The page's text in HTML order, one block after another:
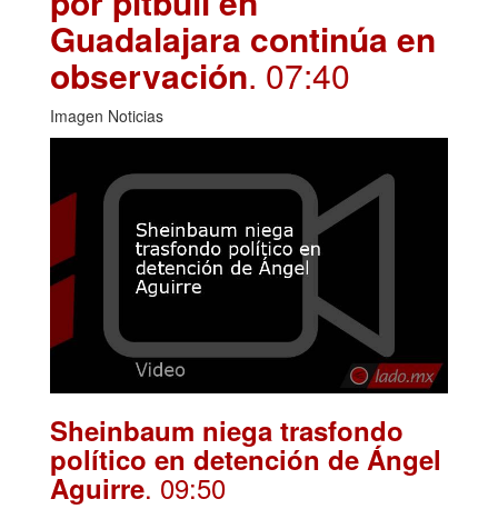
Guadalajara continúa en
observación. 07:40
Imagen Noticias
Sheinbaum niega trasfondo
político en detención de Ángel
Aguirre. 09:50